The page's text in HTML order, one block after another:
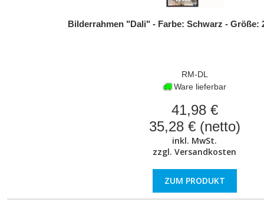
Bilderrahmen "Dali" - Farbe: Schwarz - Größe:
RM-DL
Ware lieferbar
41,98 €
35,28 € (netto)
inkl. MwSt.
zzgl. Versandkosten
ZUM PRODUKT